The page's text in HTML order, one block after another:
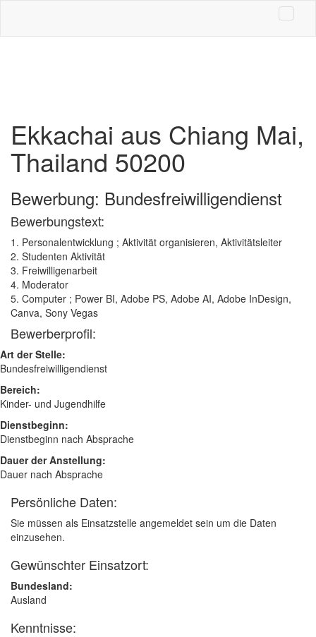
Ekkachai aus Chiang Mai,
Thailand 50200
Bewerbung: Bundesfreiwilligendienst
Bewerbungstext:
1. Personalentwicklung ; Aktivität organisieren, Aktivitätsleiter
2. Studenten Aktivität
3. Freiwilligenarbeit
4. Moderator
5. Computer ; Power BI, Adobe PS, Adobe AI, Adobe InDesign,
Canva, Sony Vegas
Bewerberprofil:
Art der Stelle:
Bundesfreiwilligendienst
Bereich:
Kinder- und Jugendhilfe
Dienstbeginn:
Dienstbeginn nach Absprache
Dauer der Anstellung:
Dauer nach Absprache
Persönliche Daten:
Sie müssen als Einsatzstelle angemeldet sein um die Daten
einzusehen.
Gewünschter Einsatzort:
Bundesland:
Ausland
Kenntnisse: